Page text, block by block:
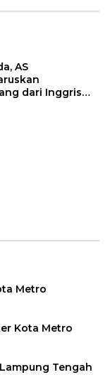
AS
dari Inggris
Metro
Kota Metro
Tengah